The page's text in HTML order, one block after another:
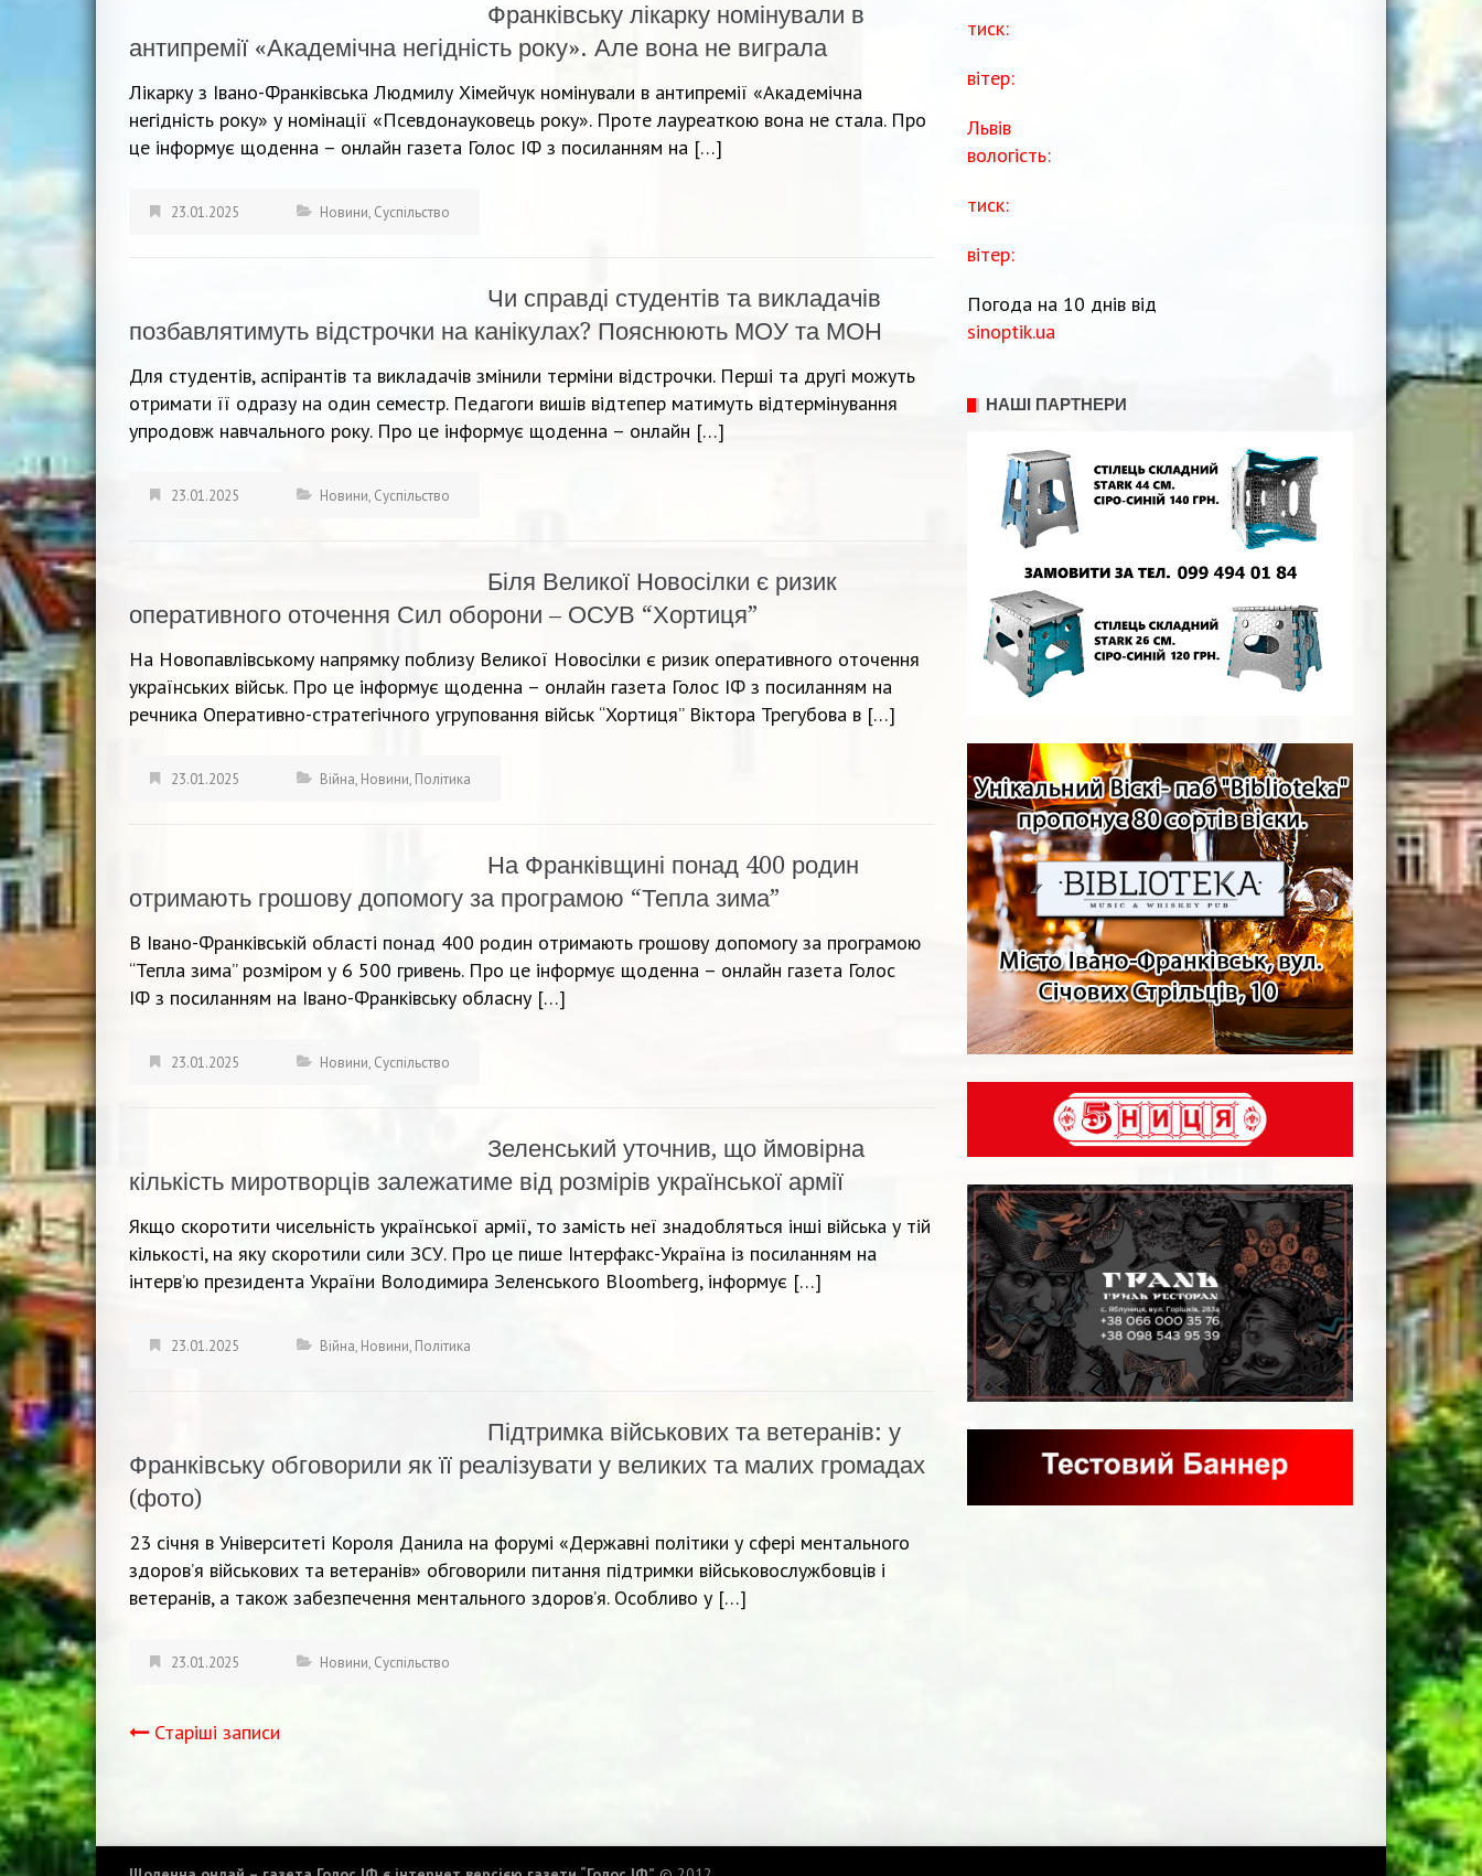
Франківську лікарку номінували в
антипремії «Академічна негідність року». Але вона не виграла
Лікарку з Івано-Франківська Людмилу Хімейчук номінували в антипремії «Академічна
негідність року» у номінації «Псевдонауковець року». Проте лауреаткою вона не стала. Про
це інформує щоденна – онлайн газета Голос ІФ з посиланням на […]
23.01.2025 Новини, Суспільство
Чи справді студентів та викладачів
позбавлятимуть відстрочки на канікулах? Пояснюють МОУ та МОН
Для студентів, аспірантів та викладачів змінили терміни відстрочки. Перші та другі можуть
отримати її одразу на один семестр. Педагоги вишів відтепер матимуть відтермінування
упродовж навчального року. Про це інформує щоденна – онлайн […]
23.01.2025 Новини, Суспільство
Біля Великої Новосілки є ризик
оперативного оточення Сил оборони – ОСУВ “Хортиця”
На Новопавлівському напрямку поблизу Великої Новосілки є ризик оперативного оточення
українських військ. Про це інформує щоденна – онлайн газета Голос ІФ з посиланням на
речника Оперативно-стратегічного угруповання військ “Хортиця” Віктора Трегубова в […]
23.01.2025 Війна, Новини, Політика
На Франківщині понад 400 родин
отримають грошову допомогу за програмою “Тепла зима”
В Івано-Франківській області понад 400 родин отримають грошову допомогу за програмою
“Тепла зима” розміром у 6 500 гривень. Про це інформує щоденна – онлайн газета Голос
ІФ з посиланням на Івано-Франківську обласну […]
23.01.2025 Новини, Суспільство
Зеленський уточнив, що ймовірна
кількість миротворців залежатиме від розмірів української армії
Якщо скоротити чисельність української армії, то замість неї знадобляться інші війська у тій
кількості, на яку скоротили сили ЗСУ. Про це пише Інтерфакс-Україна із посиланням на
інтерв’ю президента України Володимира Зеленського Bloomberg, інформує […]
23.01.2025 Війна, Новини, Політика
Підтримка військових та ветеранів: у
Франківську обговорили як її реалізувати у великих та малих громадах
(фото)
23 січня в Університеті Короля Данила на форумі «Державні політики у сфері ментального
здоров’я військових та ветеранів» обговорили питання підтримки військовослужбовців і
ветеранів, а також забезпечення ментального здоров’я. Особливо у […]
23.01.2025 Новини, Суспільство
Навігація
Старіші записи
тиск:
вітер:
Львів
вологість:
тиск:
вітер:
Погода на 10 днів від
sinoptik.ua
НАШІ ПАРТНЕРИ